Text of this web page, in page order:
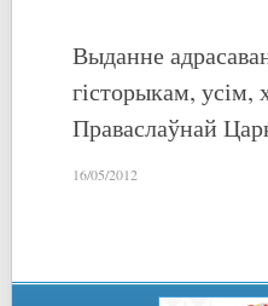
Выданне
гісторыкам, усім,
Праваслаўнай
16/05/2012